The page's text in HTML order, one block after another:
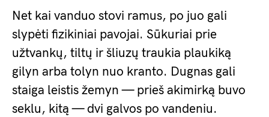
Net kai vanduo stovi ramus, po juo gali
slypėti fizikiniai pavojai. Sūkuriai prie
užtvankų, tiltų ir šliuzų traukia plaukiką
gilyn arba tolyn nuo kranto. Dugnas gali
staiga leistis žemyn — prieš akimirką buvo
seklu, kitą — dvi galvos po vandeniu.